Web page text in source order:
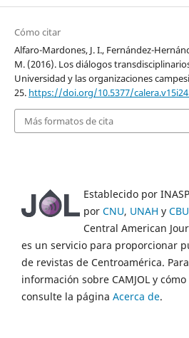
Cómo citar
Alfaro-Mardones, J. I., Fernández-
M. (2016). Los diálogos
Universidad y las organizaciones
25. https://doi.org/10.5377/
Más formatos de cita
Establecido por
por CNU, UNAH y
Central American
es un servicio para proporcionar
de revistas de Centroamérica.
información sobre CAMJOL y
consulte la página Acerca de.